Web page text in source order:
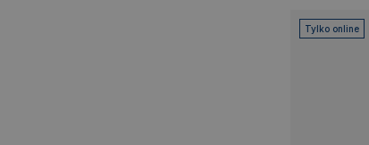
Tylko online